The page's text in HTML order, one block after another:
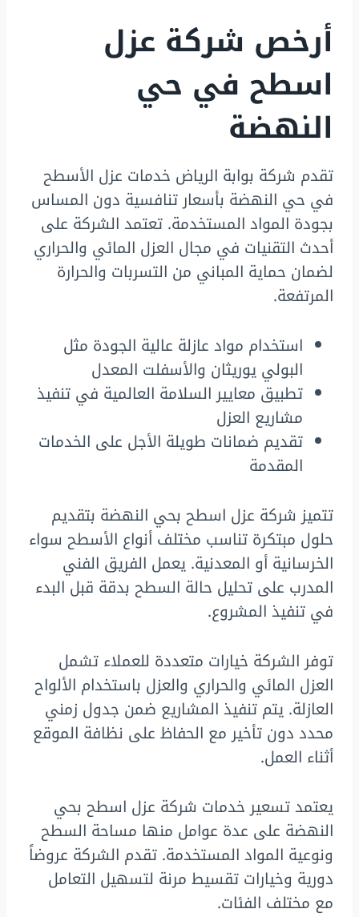
أرخص شركة عزل
اسطح في حي
النهضة
تقدم شركة بوابة الرياض خدمات عزل الأسطح
في حي النهضة بأسعار تنافسية دون المساس
بجودة المواد المستخدمة. تعتمد الشركة على
أحدث التقنيات في مجال العزل المائي والحراري
لضمان حماية المباني من التسربات والحرارة
المرتفعة.
استخدام مواد عازلة عالية الجودة مثل
البولي يوريثان والأسفلت المعدل
تطبيق معايير السلامة العالمية في تنفيذ
مشاريع العزل
تقديم ضمانات طويلة الأجل على الخدمات
المقدمة
تتميز شركة عزل اسطح بحي النهضة بتقديم
حلول مبتكرة تناسب مختلف أنواع الأسطح سواء
الخرسانية أو المعدنية. يعمل الفريق الفني
المدرب على تحليل حالة السطح بدقة قبل البدء
في تنفيذ المشروع.
توفر الشركة خيارات متعددة للعملاء تشمل
العزل المائي والحراري والعزل باستخدام الألواح
العازلة. يتم تنفيذ المشاريع ضمن جدول زمني
محدد دون تأخير مع الحفاظ على نظافة الموقع
أثناء العمل.
يعتمد تسعير خدمات شركة عزل اسطح بحي
النهضة على عدة عوامل منها مساحة السطح
ونوعية المواد المستخدمة. تقدم الشركة عروضاً
دورية وخيارات تقسيط مرنة لتسهيل التعامل
مع مختلف الفئات.